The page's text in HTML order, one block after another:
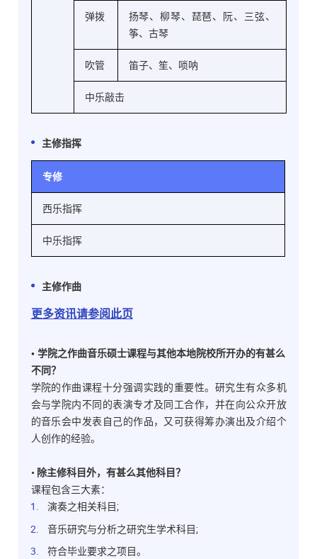
弹拨
扬琴、柳琴、琵琶、阮、三弦、
筝、古琴
吹管 笛子、笙、唢呐
中乐敲击
主修指挥
专修
西乐指挥
中乐指挥
主修作曲
更多资讯请参阅此页
• 学院之作曲音乐硕士课程与其他本地院校所开办的有甚么
不同？
学院的作曲课程十分强调实践的重要性。研究生有众多机
会与学院内不同的表演专才及同工合作，并在向公众开放
的音乐会中发表自己的作品，又可获得筹办演出及介绍个
人创作的经验。
• 除主修科目外，有甚么其他科目？
课程包含三大素：
演奏之相关科目;
音乐研究与分析之研究生学术科目;
符合毕业要求之项目。